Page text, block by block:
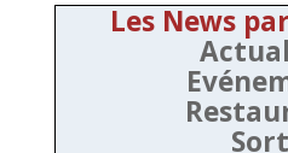
Les News